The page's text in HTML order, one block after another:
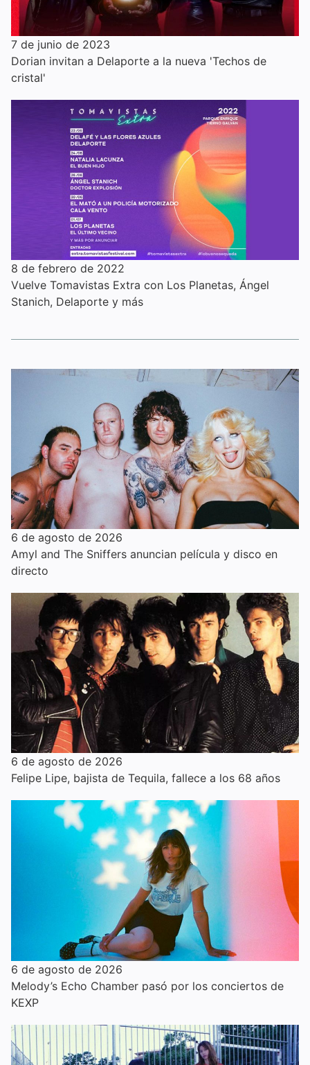
7 de junio de 2023
Dorian invitan a Delaporte a la nueva 'Techos de
cristal'
8 de febrero de 2022
Vuelve Tomavistas Extra con Los Planetas, Ángel
Stanich, Delaporte y más
6 de agosto de 2026
Amyl and The Sniffers anuncian película y disco en
directo
6 de agosto de 2026
Felipe Lipe, bajista de Tequila, fallece a los 68 años
6 de agosto de 2026
Melody’s Echo Chamber pasó por los conciertos de
KEXP